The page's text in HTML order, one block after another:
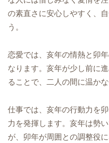
の素直さに安心しやすく、
う。
恋愛では、亥年の情熱と卯
なります。亥年が少し前に
ることで、二人の間に温か
仕事では、亥年の行動力を
力を発揮します。亥年は勢
が、卯年が周囲との調整役